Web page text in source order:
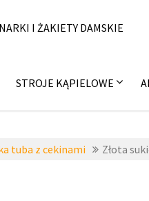
I ŻAKIETY DAMSKIE
STROJE KĄPIELOWE
tuba z cekinami Złota